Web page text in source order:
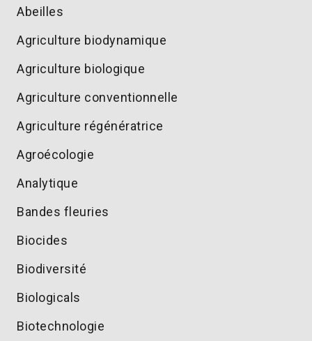
Abeilles
Agriculture biodynamique
Agriculture biologique
Agriculture conventionnelle
Agriculture régénératrice
Agroécologie
Analytique
Bandes fleuries
Biocides
Biodiversité
Biologicals
Biotechnologie